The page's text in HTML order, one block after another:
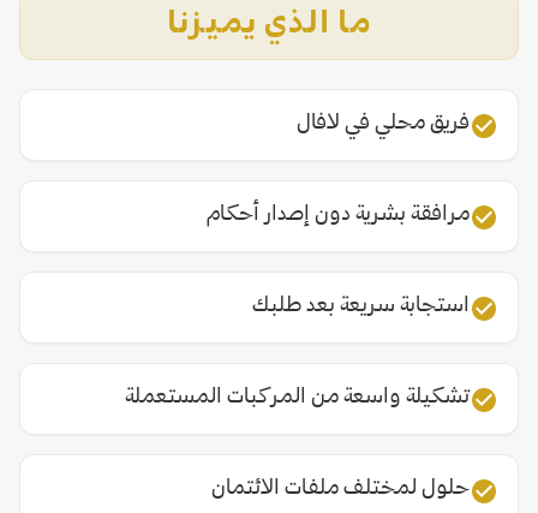
ما الذي يميزنا
فريق محلي في لافال
مرافقة بشرية دون إصدار أحكام
استجابة سريعة بعد طلبك
تشكيلة واسعة من المركبات المستعملة
حلول لمختلف ملفات الائتمان